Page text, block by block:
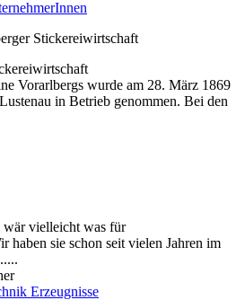
Vorarlbergs wurde am 28. März 1869
in Betrieb genommen. Bei den
wär vielleicht was für
haben sie schon seit vielen Jahren im
Erzeugnisse